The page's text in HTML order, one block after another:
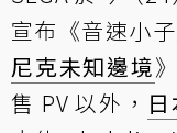
宣布《音速小
尼克未知邊境
售 PV 以外，